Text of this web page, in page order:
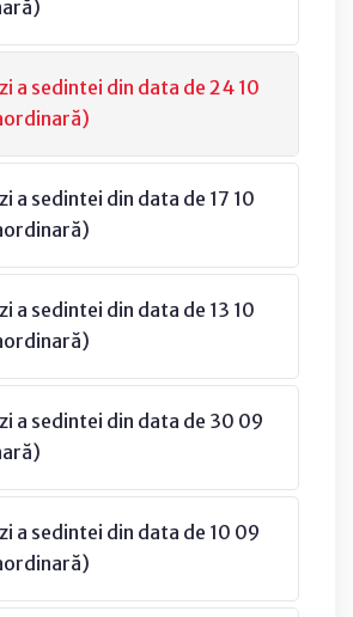
a sedintei din data de 24 10
a sedintei din data de 17 10
a sedintei din data de 13 10
a sedintei din data de 30 09
a sedintei din data de 10 09